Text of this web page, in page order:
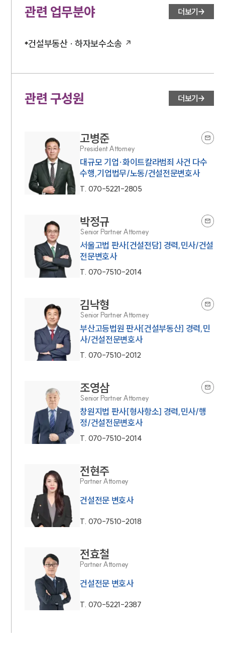
관련 업무분야 더보기
건설부동산 · 하자보수소송
관련 구성원 더보기
고병준
President Attorney
대규모 기업·화이트칼라범죄 사건 다수
수행,기업법무/노동/건설전문변호사
T. 070-5221-2805
박정규
Senior Partner Attorney
서울고법 판사[건설전담] 경력,민사/건설
전문변호사
T. 070-7510-2014
김낙형
Senior Partner Attorney
부산고등법원 판사[건설부동산] 경력,민
사/건설전문변호사
T. 070-7510-2012
조영삼
Senior Partner Attorney
창원지법 판사[형사항소] 경력,민사/행
정/건설전문변호사
T. 070-7510-2014
전현주
Partner Attorney
건설전문 변호사
T. 070-7510-2018
전효철
Partner Attorney
건설전문 변호사
T. 070-5221-2387